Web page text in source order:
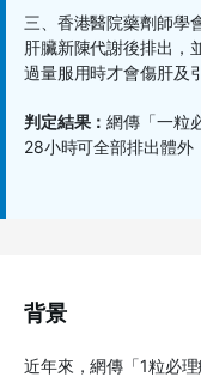
三、香港醫院藥劑師學
肝臟新陳代謝後排出，
過量服用時才會傷肝及
判定結果：網傳「一粒
28小時可全部排出體外
背景
近年來，網傳「1粒必